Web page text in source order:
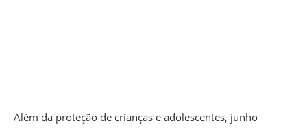
Além da proteção de crianças e adolescentes, junho